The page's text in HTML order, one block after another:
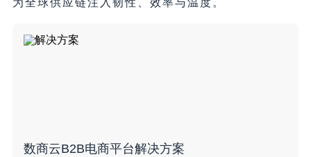
为全球供应链注入韧性、效率与温度。
数商云B2B电商平台解决方案